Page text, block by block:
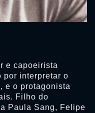
e capoeirista
por interpretar o
e o protagonista
Filho do
Paula Sang, Felipe